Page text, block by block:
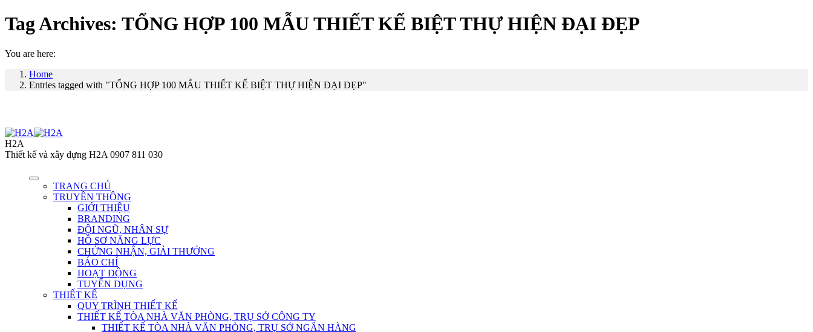
Tag Archives: TỔNG HỢP 100 MẪU THIẾT KẾ BIỆT THỰ HIỆN ĐẠI ĐẸP
You are here:
Home
Entries tagged with "TỔNG HỢP 100 MẪU THIẾT KẾ BIỆT THỰ HIỆN ĐẠI ĐẸP"
H2A
Thiết kế và xây dựng H2A 0907 811 030
TRANG CHỦ
TRUYỀN THÔNG
GIỚI THIỆU
BRANDING
ĐỘI NGŨ, NHÂN SỰ
HỒ SƠ NĂNG LỰC
CHỨNG NHẬN, GIẢI THƯỞNG
BÁO CHÍ
HOẠT ĐỘNG
TUYỂN DỤNG
THIẾT KẾ
QUY TRÌNH THIẾT KẾ
THIẾT KẾ TÒA NHÀ VĂN PHÒNG, TRỤ SỞ CÔNG TY
THIẾT KẾ TÒA NHÀ VĂN PHÒNG, TRỤ SỞ NGÂN HÀNG